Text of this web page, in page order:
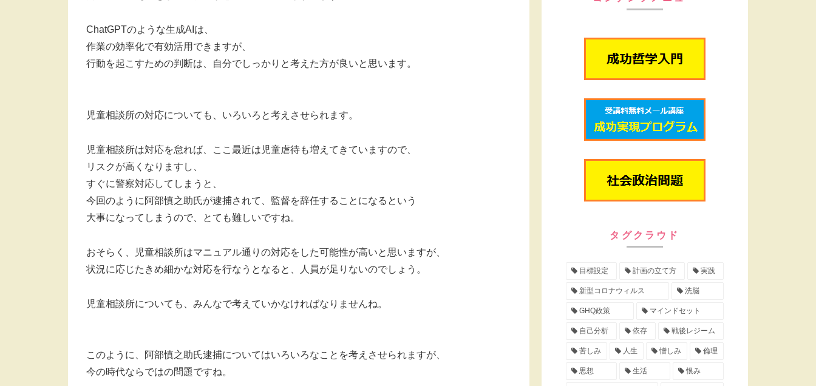
ChatGPTのような生成AIは、
作業の効率化で有効活用できますが、
行動を起こすための判断は、自分でしっかりと考えた方が良いと思います。
児童相談所の対応についても、いろいろと考えさせられます。
児童相談所は対応を怠れば、ここ最近は児童虐待も増えてきていますので、
リスクが高くなりますし、
すぐに警察対応してしまうと、
今回のように阿部慎之助氏が逮捕されて、監督を辞任することになるという
大事になってしまうので、とても難しいですね。
おそらく、児童相談所はマニュアル通りの対応をした可能性が高いと思いますが、
状況に応じたきめ細かな対応を行なうとなると、人員が足りないのでしょう。
児童相談所についても、みんなで考えていかなければなりませんね。
このように、阿部慎之助氏逮捕についてはいろいろなことを考えさせられますが、
今の時代ならではの問題ですね。
タグクラウド
目標設定 計画の立て方 実践
新型コロナウィルス 洗脳
GHQ政策 マインドセット
自己分析 依存 戦後レジーム
苦しみ 人生 憎しみ 倫理
思想 生活 恨み